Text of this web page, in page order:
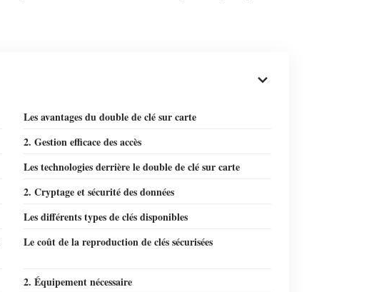
Les avantages du double de clé sur carte
2. Gestion efficace des accès
Les technologies derrière le double de clé sur carte
2. Cryptage et sécurité des données
Les différents types de clés disponibles
Le coût de la reproduction de clés sécurisées
2. Équipement nécessaire